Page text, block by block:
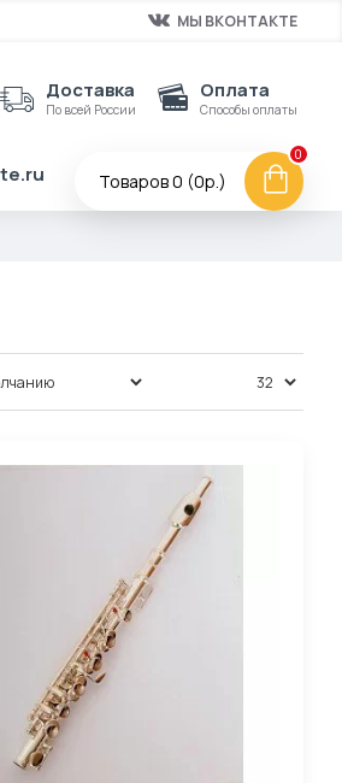
МЫ ВКОНТАКТЕ
Доставка
По всей России
Оплата
Способы оплаты
Товаров 0 (0р.)
0